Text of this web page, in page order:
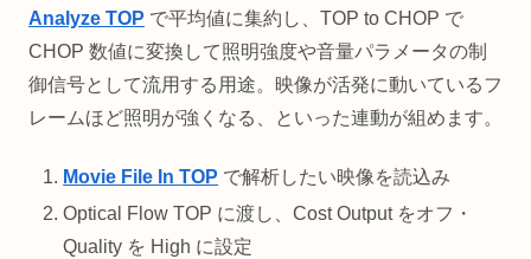
Analyze TOP で平均値に集約し、TOP to CHOP で
CHOP 数値に変換して照明強度や音量パラメータの制
御信号として流用する用途。映像が活発に動いているフ
レームほど照明が強くなる、といった連動が組めます。
Movie File In TOP で解析したい映像を読込み
Optical Flow TOP に渡し、Cost Output をオフ・
Quality を High に設定